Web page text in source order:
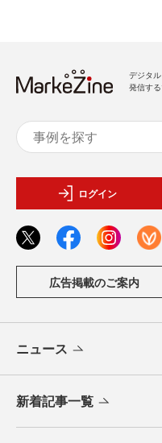
デジタ
発信す
ログイン
広告掲載のご案内
ニュース
新着記事一覧